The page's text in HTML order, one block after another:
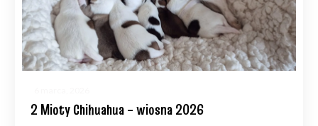
2 Mioty Chihuahua – wiosna 2026